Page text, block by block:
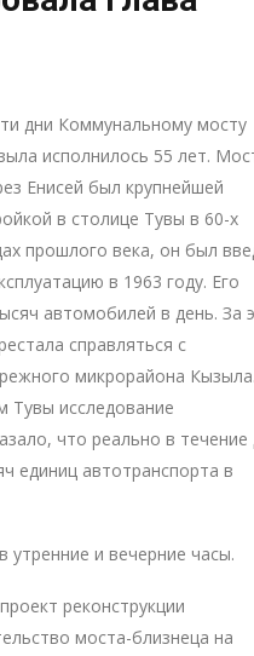
дни Коммунальному мосту
исполнилось 55 лет.
Енисей был крупнейшей
в столице Тувы в 60-х
прошлого века, он был
в 1963 году. Его
автомобилей в день. За
справляться с
микрорайона Кызыла.
Тувы исследование
что реально в течение
единиц автотранспорта в
и вечерние часы.
реконструкции
моста-близнеца на